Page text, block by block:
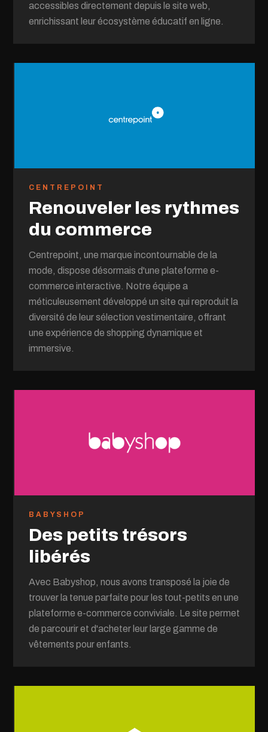
accessibles directement depuis le site web,
enrichissant leur écosystème éducatif en ligne.
CENTREPOINT
Renouveler les rythmes
du commerce
Centrepoint, une marque incontournable de la
mode, dispose désormais d'une plateforme e-
commerce interactive. Notre équipe a
méticuleusement développé un site qui reproduit la
diversité de leur sélection vestimentaire, offrant
une expérience de shopping dynamique et
immersive.
BABYSHOP
Des petits trésors
libérés
Avec Babyshop, nous avons transposé la joie de
trouver la tenue parfaite pour les tout-petits en une
plateforme e-commerce conviviale. Le site permet
de parcourir et d'acheter leur large gamme de
vêtements pour enfants.